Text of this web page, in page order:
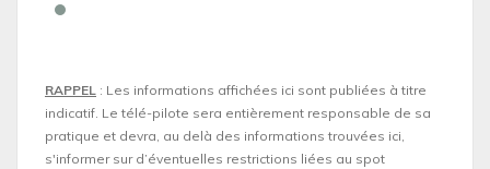
RAPPEL : Les informations affichées ici sont publiées à titre
indicatif. Le télé-pilote sera entièrement responsable de sa
pratique et devra, au delà des informations trouvées ici,
s'informer sur d’éventuelles restrictions liées au spot